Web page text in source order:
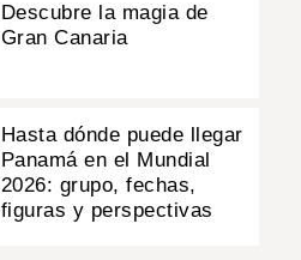
Descubre la magia de
Gran Canaria
Hasta dónde puede llegar
Panamá en el Mundial
2026: grupo, fechas,
figuras y perspectivas